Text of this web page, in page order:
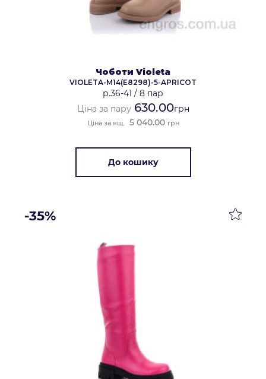
Чоботи Violeta
VIOLETA-M14(E8298)-5-APRICOT
р.36-41 / 8 пар
Ціна за пару630.00грн
Ціна за ящ. 5 040.00 грн
До кошику
-35%